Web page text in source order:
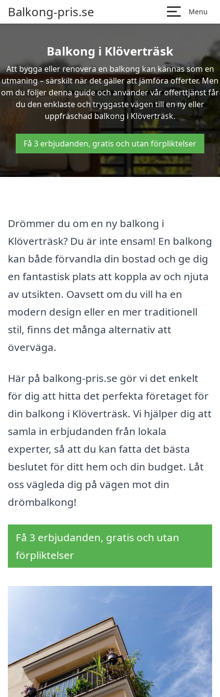
Balkong-pris.se Menu
Balkong i Klöverträsk
Att bygga eller renovera en balkong kan kännas som en
utmaning – särskilt när det gäller att jämföra offerter. Men
om du följer denna guide och använder vår offerttjänst får
du den enklaste och tryggaste vägen till en ny eller
uppfräschad balkong i Klöverträsk.
Få 3 erbjudanden, gratis och utan förpliktelser
Drömmer du om en ny balkong i
Klöverträsk? Du är inte ensam! En balkong
kan både förvandla din bostad och ge dig
en fantastisk plats att koppla av och njuta
av utsikten. Oavsett om du vill ha en
modern design eller en mer traditionell
stil, finns det många alternativ att
överväga.
Här på balkong-pris.se gör vi det enkelt
för dig att hitta det perfekta företaget för
din balkong i Klöverträsk. Vi hjälper dig att
samla in erbjudanden från lokala
experter, så att du kan fatta det bästa
beslutet för ditt hem och din budget. Låt
oss vägleda dig på vägen mot din
drömbalkong!
Få 3 erbjudanden, gratis och utan
förpliktelser